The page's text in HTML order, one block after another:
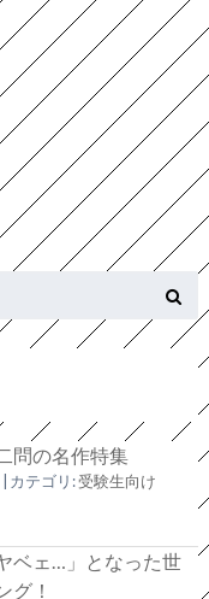
問の名作特集
カテゴリ:受験生向け
ベェ…」となった世
グ！